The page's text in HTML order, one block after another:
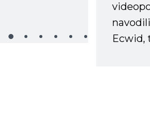
Ecwid,